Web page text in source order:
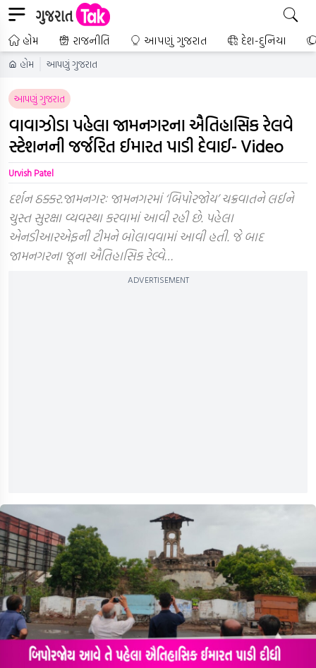
હોમ રાજનીતિ આપણું ગુજરાત દેશ-દુનિયા
હોમ આપણું ગુજરાત
આપણું ગુજરાત
વાવાઝોડા પહેલા જામનગરના ઐતિહાસિક રેલવે
સ્ટેશનની જર્જરિત ઈમારત પાડી દેવાઈ- Video
Urvish Patel
દર્શન ઠક્કર.જામનગરઃ જામનગરમાં ‘બિપોરજોય’ ચક્રવાતને લઈને
ચુસ્ત સુરક્ષા વ્યવસ્થા કરવામાં આવી રહી છે. પહેલા
એનડીઆરએફની ટીમને બોલાવવામાં આવી હતી. જે બાદ
જામનગરના જૂના ઐતિહાસિક રેલ્વે…
ADVERTISEMENT